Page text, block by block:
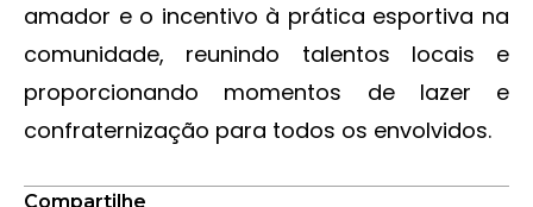
amador e o incentivo à prática esportiva na
comunidade, reunindo talentos locais e
proporcionando momentos de lazer e
confraternização para todos os envolvidos.
Compartilhe